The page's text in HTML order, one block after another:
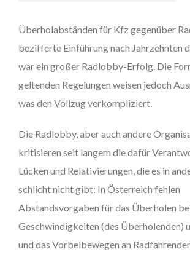
Überholabständen für Kfz gegenüber
bezifferte Einführung nach Jahrzehnten
war ein großer Radlobby-Erfolg. Die
geltenden Regelungen weisen jedoch
was den Vollzug verkompliziert.
Die Radlobby, aber auch andere
kritisieren seit langem die dafür
Lücken und Relativierungen, die es in
schlicht nicht gibt: In Österreich fehlen
Abstandsvorgaben für das Überholen
Geschwindigkeiten (des Überholenden)
und das Vorbeibewegen an